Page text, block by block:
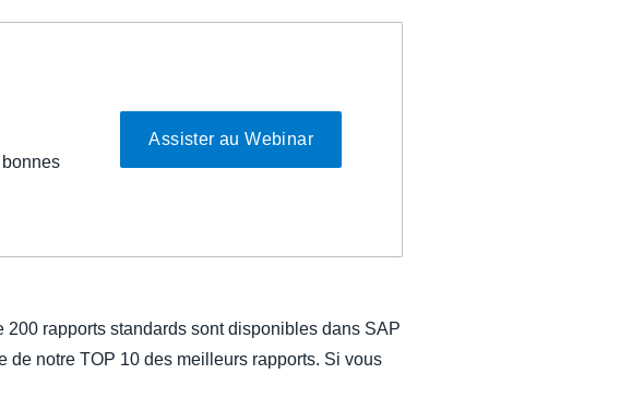
Assister au Webinar
200 rapports standards sont disponibles dans SAP
de notre TOP 10 des meilleurs rapports. Si vous